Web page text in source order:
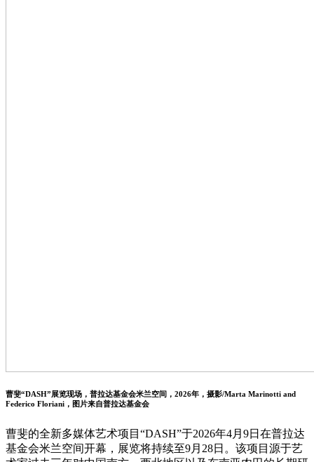
曹斐“DASH”展览现场，普拉达基金会米兰空间，2026年，摄影/Marta Marinotti and
Federico Floriani，图片来自普拉达基金会
曹斐的全新多媒体艺术项目“DASH”于2026年4月9日在普拉达
基金会米兰空间开幕，展览将持续至9月28日。该项目源于艺